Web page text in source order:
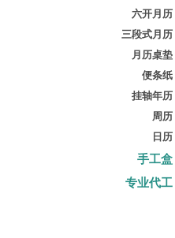
六开月历
三段式月历
月历桌垫
便条纸
挂轴年历
周历
日历
手工盒
专业代工